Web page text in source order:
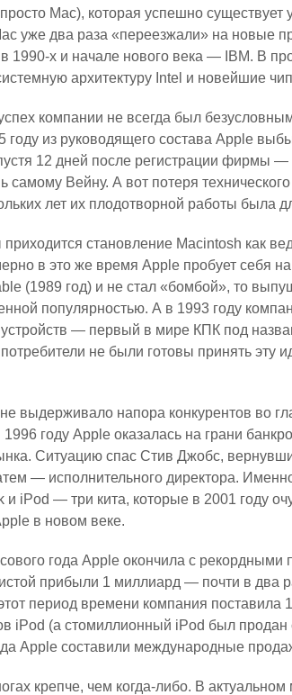
Mac), которая успешно существует
уже два раза «переезжали» на новые
1990-х и начале нового века — IBM. В
архитектуру Intel и новейшие
компании не всегда был
году из руководящего состава Apple
12 дней после регистрации фирмы —
Вейну. А вот потеря
лет их плодотворной работы была
становление Macintosh как
в это же время Apple пробует себя
(1989 год) и не стал «бомбой», то
популярностью. А в 1993 году
— первый в мире КПК под
не были готовы принять
выдерживало напора конкурентов во
году Apple оказалась на грани
Ситуацию спас Стив Джобс,
— исполнительного директора.
iPod — три кита, которые в 2001 году
в новом веке.
года Apple окончила с рекордными
прибыли 1 миллиард — почти в два
период времени компания поставила
iPod (а стомиллионный iPod был
Apple составили международные
крепче, чем когда-либо. В